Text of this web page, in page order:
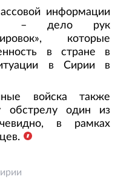
информации
– дело рук
которые
в стране в
в Сирии в
войска также
обстрелу один из
в рамках